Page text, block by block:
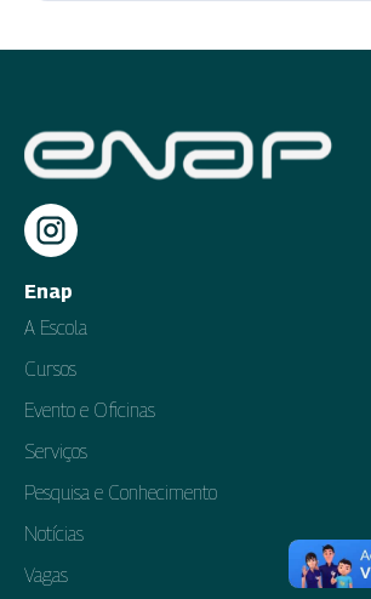
Enap
A Escola
Cursos
Evento e Oficinas
Serviços
Pesquisa e Conhecimento
Notícias
Vagas